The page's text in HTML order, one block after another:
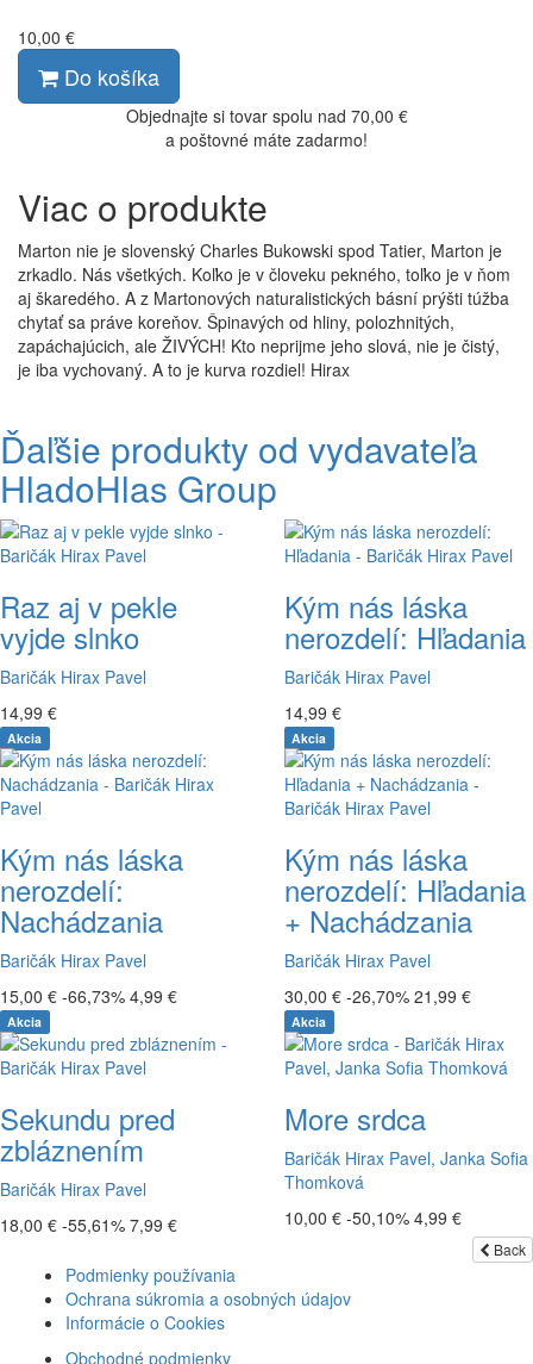
10,00 €
Do košíka
Objednajte si tovar spolu nad 70,00 €
a poštovné máte zadarmo!
Viac o produkte
Marton nie je slovenský Charles Bukowski spod Tatier, Marton je
zrkadlo. Nás všetkých. Koľko je v človeku pekného, toľko je v ňom
aj škaredého. A z Martonových naturalistických básní prýšti túžba
chytať sa práve koreňov. Špinavých od hliny, polozhnitých,
zapáchajúcich, ale ŽIVÝCH! Kto neprijme jeho slová, nie je čistý,
je iba vychovaný. A to je kurva rozdiel! Hirax
Ďaľšie produkty od vydavateľa
HladoHlas Group
Raz aj v pekle
vyjde slnko
Baričák Hirax Pavel
14,99 €
Kým nás láska
nerozdelí: Hľadania
Baričák Hirax Pavel
14,99 €
Akcia
Kým nás láska
nerozdelí:
Nachádzania
Baričák Hirax Pavel
15,00 € -66,73% 4,99 €
Akcia
Kým nás láska
nerozdelí: Hľadania
+ Nachádzania
Baričák Hirax Pavel
30,00 € -26,70% 21,99 €
Akcia
Sekundu pred
zbláznením
Baričák Hirax Pavel
18,00 € -55,61% 7,99 €
Akcia
More srdca
Baričák Hirax Pavel, Janka Sofia
Thomková
10,00 € -50,10% 4,99 €
Back
Podmienky používania
Ochrana súkromia a osobných údajov
Informácie o Cookies
Obchodné podmienky